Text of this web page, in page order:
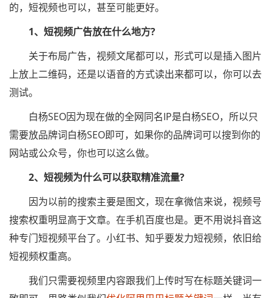
的，短视频也可以，甚至可能更好。
1、短视频广告放在什么地方?
关于布局广告，视频文尾都可以，形式可以是插入图片
上放上二维码，还是以语音的方式读出来都可以，你可以去
测试。
白杨SEO因为现在做的全网同名IP是白杨SEO，所以只
需要放品牌词白杨SEO即可，如果你的品牌词可以搜到你的
网站或公众号，你也可以这么做。
2、短视频为什么可以获取精准流量?
因为以前的搜索主要是图文，现在拿微信来说，视频号
搜索权重明显高于文章。在手机百度也是。更不用说抖音这
种专门短视频平台了。小红书、知乎要发力短视频，依旧给
短视频权重高。
我们只需要视频里内容跟我们上传时写在标题关键词一